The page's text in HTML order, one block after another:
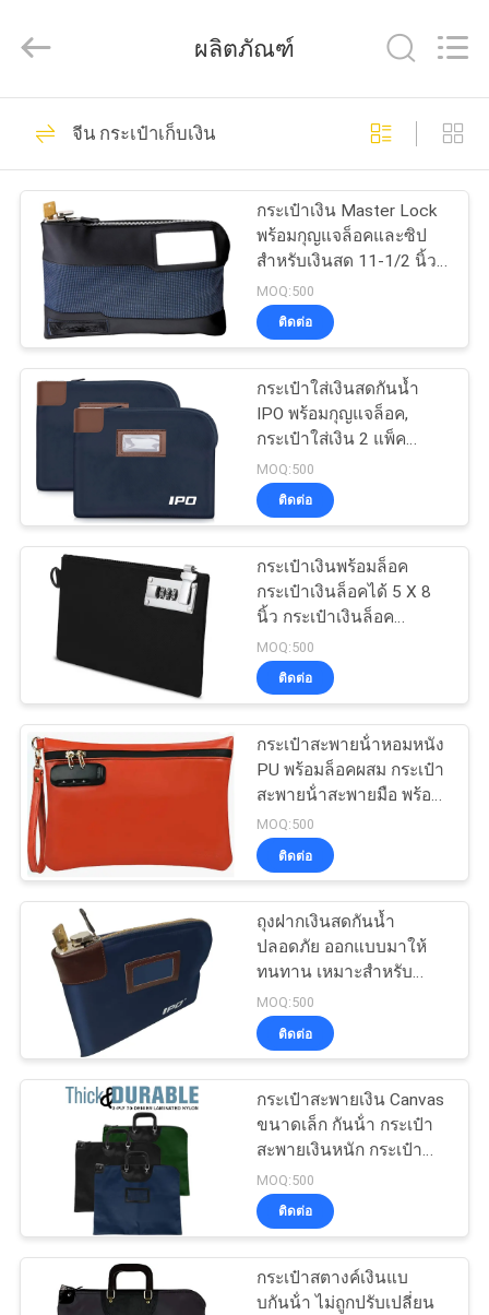
บ้าน
สินค้า
เกี่ยว
กับ
เรา
โรงงาน
ควบคุม
คุณภาพ
แผนผัง
เว็บไซต์
PRIVACY
POLICY
Limited.
กรณีฮาร์ด EVA
69
กล่องเก็บของ EVA
49
กระเป๋าใส่ EVA
33
กระเป๋าเก็บเงิน
กระเป๋าซิปธนาคาร
134
ผลิตภัณฑ์
จีน กระเป๋าเก็บเงิน
กระเป๋าเงิน Master Lock
พร้อมกุญแจล็อคและซิป
สําหรับเงินสด 11-1/2 นิ้ว
กระเป๋าเงินเดินทางพกพา
ล็อคยาว ป้องกัน
หนังสือเดินทาง, ของมีค่า,
MOQ:500
ติดต่อ
กระเป๋าใส่เงินสดกันน้ำ
IPO พร้อมกุญแจล็อค,
กระเป๋าใส่เงิน 2 แพ็ค
กระเป๋าใส่เงินฝากธนาคาร,
11 x 8.6 นิ้ว, กระเป๋าใส่
อุปกรณ์ล็อคสำหรับบุรุษ
กระเป๋าเงินเดินทางแบบพก
พาปกป้องหนังสือเดินทาง,
ของมีค่า
MOQ:500
ติดต่อ
กระเป๋าเงินพร้อมล็อค
กระเป๋าเงินล็อคได้ 5 X 8
นิ้ว กระเป๋าเงินล็อค
สัมภาระสําหรับเงินสด
เครื่องประดับ พาสปอร์ต
ยาบัตรเครดิต - สีดํา
MOQ:500
ติดต่อ
กระเป๋าสะพายน้ําหอมหนัง
PU พร้อมล็อคผสม กระเป๋า
สะพายน้ําสะพายมือ พร้อม
มือ กระเป๋าสะพายเงินเดิน
ทาง กระเป๋าสะพายเงิน
ธนาคารพร้อมซิป
MOQ:500
ติดต่อ
ถุงฝากเงินสดกันน้ำ
ปลอดภัย ออกแบบมาให้
ทนทาน เหมาะสำหรับ
ธุรกิจที่ต้องการโซลูชันการ
จัดการและฝากเงินสดที่
ปลอดภัย
MOQ:500
ติดต่อ
กระเป๋าสะพายเงิน Canvas
ขนาดเล็ก กันน้ํา กระเป๋า
สะพายเงินหนัก กระเป๋า
สะพายเงินความปลอดภัย
สําหรับการจัดการเงินสด
ทางการเงินและการค้า
MOQ:500
ติดต่อ
กระเป๋าสตางค์เงินแบ
บกันน้ํา ไม่ถูกปรับเปลี่ยน